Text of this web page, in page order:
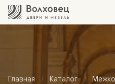
Главная Каталог